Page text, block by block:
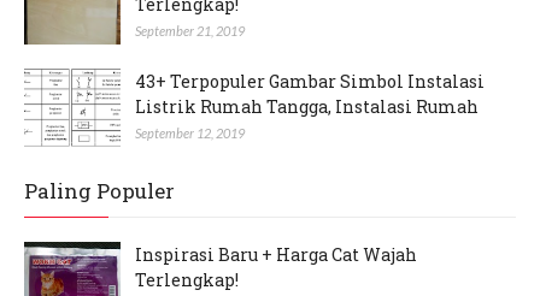
September 21, 2019
43+ Terpopuler Gambar Simbol Instalasi
Listrik Rumah Tangga, Instalasi Rumah
September 12, 2019
Paling Populer
Inspirasi Baru + Harga Cat Wajah
Terlengkap!